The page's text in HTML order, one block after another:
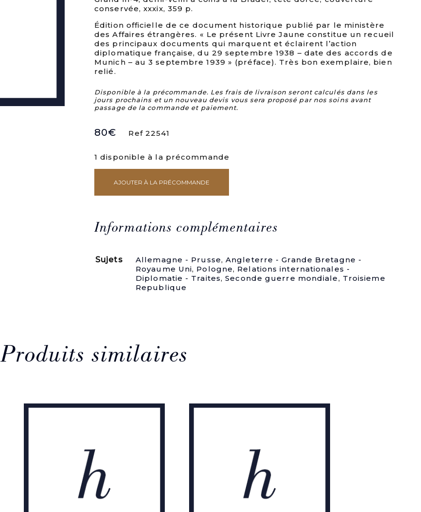
conservée, xxxix, 359 p.
Édition officielle de ce document historique publié par le ministère
des Affaires étrangères. « Le présent Livre Jaune constitue un recueil
des principaux documents qui marquent et éclairent l’action
diplomatique française, du 29 septembre 1938 – date des accords de
Munich – au 3 septembre 1939 » (préface). Très bon exemplaire, bien
relié.
Disponible à la précommande. Les frais de livraison seront calculés dans les
jours prochains et un nouveau devis vous sera proposé par nos soins avant
passage de la commande et paiement.
80€ Ref 22541
1 disponible à la précommande
quantité
de
(1938-
1939).
aux
événements
hostilités
entre
Pologne,
la
d'autre
part.
AJOUTER À LA PRÉCOMMANDE
Informations complémentaires
Sujets Allemagne - Prusse,Angleterre - Grande Bretagne -
Royaume Uni, Pologne, Relations internationales -
Diplomatie - Traites,Seconde guerre mondiale, Troisieme
Republique
Produits similaires